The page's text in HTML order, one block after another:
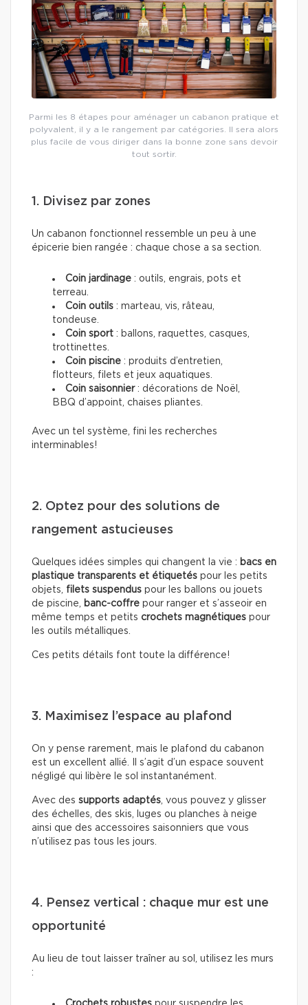
Parmi les 8 étapes pour aménager un cabanon pratique et
polyvalent, il y a le rangement par catégories. Il sera alors
plus facile de vous diriger dans la bonne zone sans devoir
tout sortir.
1. Divisez par zones
Un cabanon fonctionnel ressemble un peu à une
épicerie bien rangée : chaque chose a sa section.
Coin jardinage : outils, engrais, pots et
terreau.
Coin outils : marteau, vis, râteau,
tondeuse.
Coin sport : ballons, raquettes, casques,
trottinettes.
Coin piscine : produits d’entretien,
flotteurs, filets et jeux aquatiques.
Coin saisonnier: décorations de Noël,
BBQ d’appoint, chaises pliantes.
Avec un tel système, fini les recherches
interminables!
2. Optez pour des solutions de
rangement astucieuses
Quelques idées simples qui changent la vie : bacs en
plastique transparents et étiquetés pour les petits
objets, filets suspendus pour les ballons ou jouets
de piscine, banc-coffre pour ranger et s’asseoir en
même temps et petits crochets magnétiques pour
les outils métalliques.
Ces petits détails font toute la différence!
3. Maximisez l’espace au plafond
On y pense rarement, mais le plafond du cabanon
est un excellent allié. Il s’agit d’un espace souvent
négligé qui libère le sol instantanément.
Avec des supports adaptés, vous pouvez y glisser
des échelles, des skis, luges ou planches à neige
ainsi que des accessoires saisonniers que vous
n’utilisez pas tous les jours.
4. Pensez vertical : chaque mur est une
opportunité
Au lieu de tout laisser traîner au sol, utilisez les murs
: